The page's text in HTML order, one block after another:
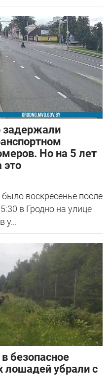
задержали
Но на 5 лет
это
воскресенье после
в Гродно на улице
у...
безопасное
лошадей убрали с